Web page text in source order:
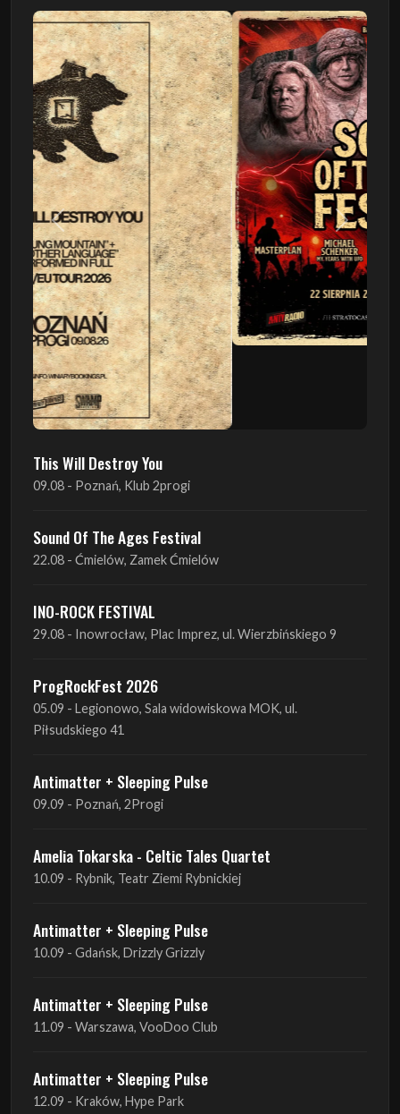
Poprzedni Następny
This Will Destroy You
09.08 - Poznań, Klub 2progi
Sound Of The Ages Festival
22.08 - Ćmielów, Zamek Ćmielów
INO-ROCK FESTIVAL
29.08 - Inowrocław, Plac Imprez, ul. Wierzbińskiego 9
ProgRockFest 2026
Antimatter + Sleeping Pulse
09.09 - Poznań, 2Progi
Amelia Tokarska - Celtic Tales Quartet
10.09 - Rybnik, Teatr Ziemi Rybnickiej
Antimatter + Sleeping Pulse
Antimatter + Sleeping Pulse
11.09 - Warszawa, VooDoo Club
Antimatter + Sleeping Pulse
12.09 - Kraków, Hype Park
Amelia Tokarska - Celtic Tales Quartet
19.09 - Brześć Kujawski, Wahadło